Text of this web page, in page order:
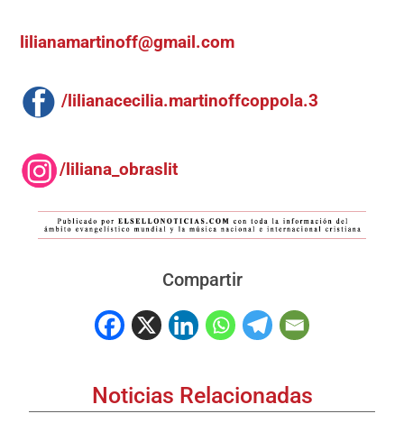
lilianamartinoff@gmail.com
/lilianacecilia.martinoffcoppola.3
/liliana_obraslit
Compartir
Noticias Relacionadas